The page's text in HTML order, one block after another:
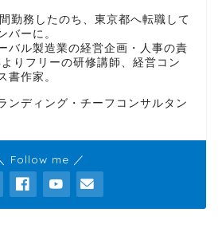
勤務したのち、東京都へ転職して
バーに。
バル製造業の経営企画・人事の責
りフリーの研修講師、経営コン
書作家。
ンディング・チーフコンサルタン
Follow me ／